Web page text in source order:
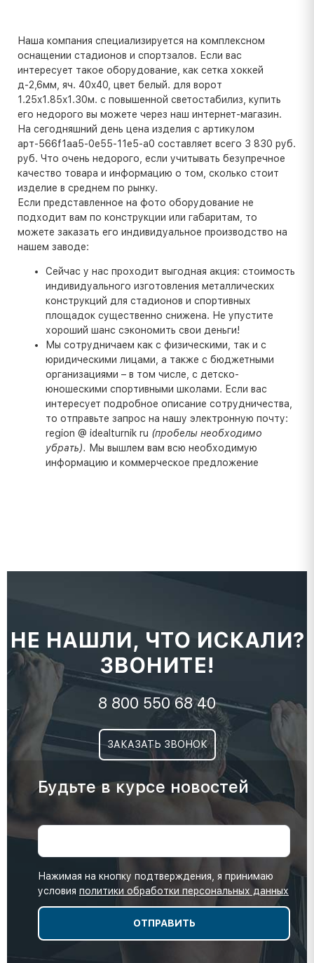
Наша компания специализируется на комплексном
оснащении стадионов и спортзалов. Если вас
интересует такое оборудование, как сетка хоккей
д-2,6мм, яч. 40x40, цвет белый. для ворот
1.25x1.85x1.30м. с повышенной светостабилиз, купить
его недорого вы можете через наш интернет-магазин.
На сегодняшний день цена изделия с артикулом
арт-566f1aa5-0e55-11e5-a0 составляет всего 3 830 руб.
руб. Что очень недорого, если учитывать безупречное
качество товара и информацию о том, сколько стоит
изделие в среднем по рынку.
Если представленное на фото оборудование не
подходит вам по конструкции или габаритам, то
можете заказать его индивидуальное производство на
нашем заводе:
Сейчас у нас проходит выгодная акция: стоимость
индивидуального изготовления металлических
конструкций для стадионов и спортивных
площадок существенно снижена. Не упустите
хороший шанс сэкономить свои деньги!
Мы сотрудничаем как с физическими, так и с
юридическими лицами, а также с бюджетными
организациями – в том числе, с детско-
юношескими спортивными школами. Если вас
интересует подробное описание сотрудничества,
то отправьте запрос на нашу электронную почту:
region @ idealturnik ru (пробелы необходимо
убрать). Мы вышлем вам всю необходимую
информацию и коммерческое предложение
НЕ НАШЛИ, ЧТО ИСКАЛИ?
ЗВОНИТЕ!
8 800 550 68 40
ЗАКАЗАТЬ ЗВОНОК
Будьте в курсе новостей
Нажимая на кнопку подтверждения, я принимаю
условия политики обработки персональных данных